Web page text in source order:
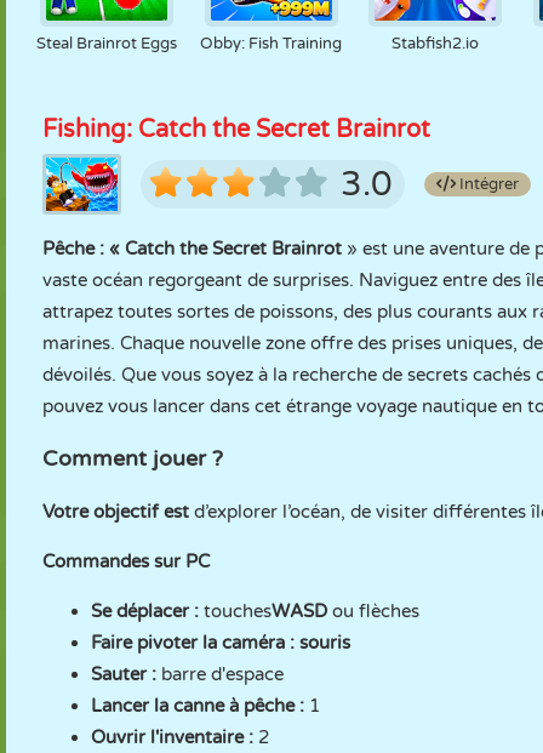
Steal Brainrot Eggs Obby: Fish Training Stabfish2.io
Fishing: Catch the Secret Brainrot
3.0 Intégrer
Pêche : « Catch the Secret Brainrot » est une aventure de
vaste océan regorgeant de surprises. Naviguez entre des
attrapez toutes sortes de poissons, des plus courants aux
marines. Chaque nouvelle zone offre des prises uniques,
dévoilés. Que vous soyez à la recherche de secrets
pouvez vous lancer dans cet étrange voyage nautique
Comment jouer ?
Votre objectif est d’explorer l’océan, de visiter différentes
Commandes sur PC
Se déplacer : touchesWASD ou flèches
Faire pivoter la caméra : souris
Sauter : barre d'espace
Lancer la canne à pêche : 1
Ouvrir l'inventaire : 2